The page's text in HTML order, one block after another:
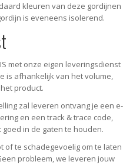
kleuren van deze gordijnen
is eveneens isolerend.
met onze eigen leveringsdienst
is afhankelijk van het volume,
product.
zal leveren ontvang je een e-
en een track & trace code,
in de gaten te houden.
of te schadegevoelig om te laten
probleem, we leveren jouw